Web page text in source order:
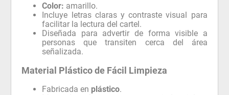
Color: amarillo.
Incluye letras claras y contraste visual para
facilitar la lectura del cartel.
Diseñada para advertir de forma visible a
personas que transiten cerca del área
señalizada.
Material Plástico de Fácil Limpieza
Fabricada en plástico.